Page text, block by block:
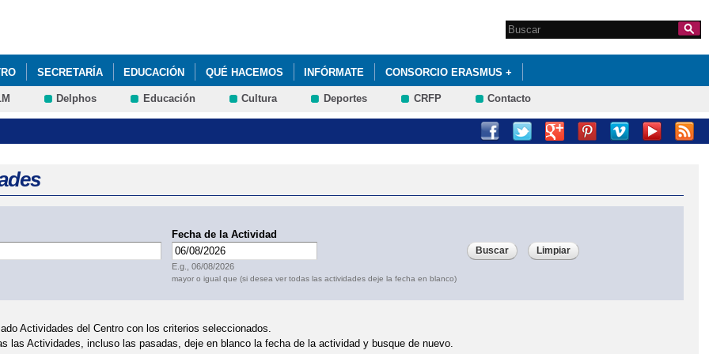
Formulario de
búsqueda
Search this site
SECRETARÍA EDUCACIÓN QUÉ HACEMOS INFÓRMATE CONSORCIO ERASMUS +
DE LA MUJER Y LA NIÑA EN LA CIENCIA. ¿QUÉ CELEBRAMOS? PROGRAMAS ESCOLARES
Delphos Educación Cultura Deportes CRFP Contacto
Fecha de la Actividad
Fecha
E.g., 06/08/2026
mayor o igual que (si desea ver todas las actividades deje la fecha en blanco)
Actividades del Centro con los criterios seleccionados.
las Actividades, incluso las pasadas, deje en blanco la fecha de la actividad y busque de nuevo.